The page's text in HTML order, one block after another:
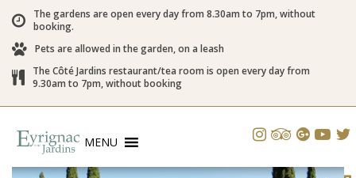
The gardens are open every day from 8.30am to 7pm, without
booking.
Pets are allowed in the garden, on a leash
The Côté Jardins restaurant/tea room is open every day from
9.30am to 7pm, without booking
MENU